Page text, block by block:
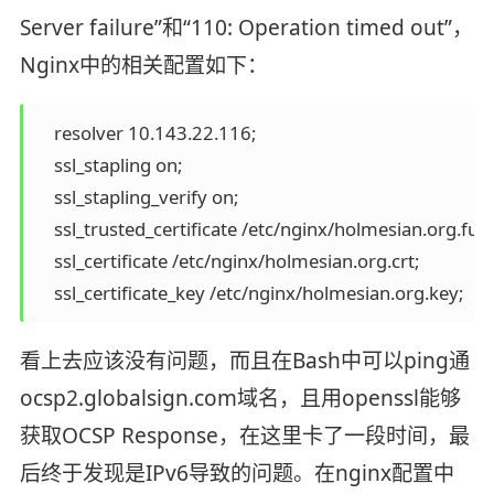
Server failure”和“110: Operation timed out”，
Nginx中的相关配置如下：
    resolver 10.143.22.116;
    ssl_stapling on;
    ssl_stapling_verify on;
    ssl_trusted_certificate /etc/nginx/holmesian.org.full;
    ssl_certificate /etc/nginx/holmesian.org.crt;
    ssl_certificate_key /etc/nginx/holmesian.org.key;
看上去应该没有问题，而且在Bash中可以ping通
ocsp2.globalsign.com域名，且用openssl能够
获取OCSP Response，在这里卡了一段时间，最
后终于发现是IPv6导致的问题。在nginx配置中